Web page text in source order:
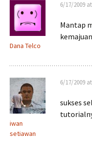
Dana Telco
6/17/2009
Mantap
iwan
setiawan
6/17/2009
sukses